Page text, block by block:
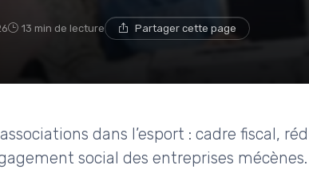
13 min de lecture Partager cette page
dans l’esport : cadre fiscal,
social des entreprises mécènes.